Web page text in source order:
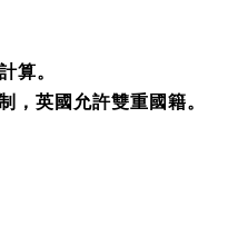
算。
，英國允許雙重國籍。